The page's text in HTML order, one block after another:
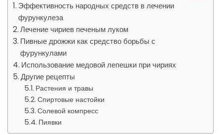
Эффективность народных средств в лечении
фурункулеза
Лечение чириев печеным луком
Пивные дрожжи как средство борьбы с
фурункулами
Использование медовой лепешки при чириях
Другие рецепты
Растения и травы
Спиртовые настойки
Солевой компресс
Пиявки